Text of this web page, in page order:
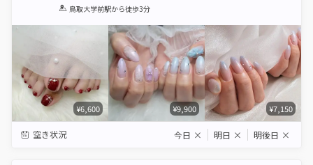
1 2 3 4 5
鳥取大学前駅から徒歩3分
¥6,600 ¥9,900 ¥7,150
空き状況 今日 × 明日 × 明後日 ×